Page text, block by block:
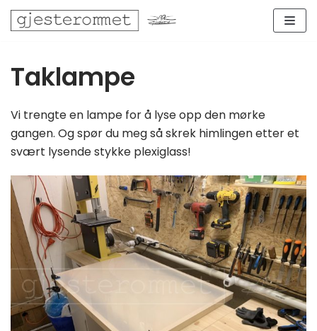
Skip
to
Taklampe
Vi trengte en lampe for å lyse opp den mørke
gangen. Og spør du meg så skrek himlingen etter et
svært lysende stykke plexiglass!